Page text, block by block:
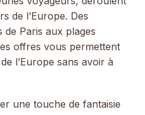
de l’Europe. Des
de Paris aux plages
offres vous permettent
l’Europe sans avoir à
une touche de fantaisie